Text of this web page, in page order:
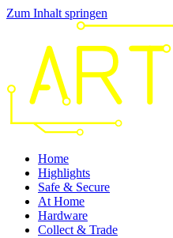
Zum Inhalt springen
Home
Highlights
Safe & Secure
At Home
Hardware
Collect & Trade